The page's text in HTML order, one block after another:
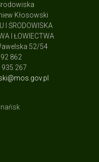
Kłosowski
I ŚRODOWISKA
I ŁOWIECTWA
52/54
862
267